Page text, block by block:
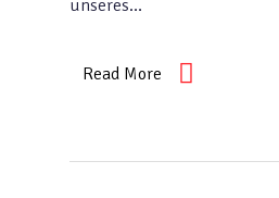
unseres…
Read More